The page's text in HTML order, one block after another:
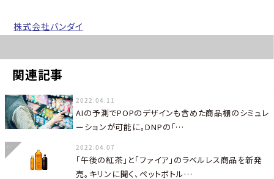
株式会社バンダイ
関連記事
2022.04.11
AIの予測でPOPのデザインも含めた商品棚のシミュレ
ーションが可能に。DNPの「…
2022.04.07
「午後の紅茶」と「ファイア」のラベルレス商品を新発
売。キリンに聞く、ペットボトル…